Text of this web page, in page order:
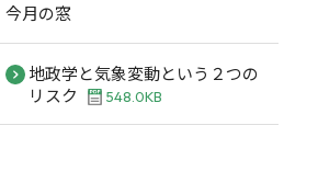
今月の窓
地政学と気象変動という２つの
リスク
548.0KB